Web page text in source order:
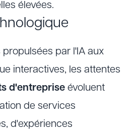
élevées.
par l'IA aux
interactives, les attentes
d'entreprise évoluent
de services
d'expériences